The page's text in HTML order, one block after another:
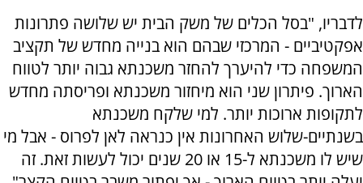
לדבריו, "בסל הכלים של משק הבית יש שלושה פתרונות
אפקטיביים - המרכזי שבהם הוא בנייה מחדש של תקציב
המשפחה כדי להיערך להחזר משכנתא גבוה יותר לטווח
הארוך. פיתרון שני הוא מיחזור משכנתא ופריסתה מחדש
לתקופות ארוכות יותר. למי שלקח משכנתא
בשנתיים-שלוש האחרונות אין כנראה לאן לפרוס - אבל מי
שיש לו משכנתא ל-15 או 20 שנים יכול לעשות זאת. זה